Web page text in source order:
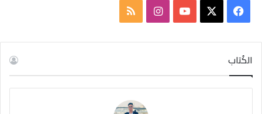
س
ب
u
ت
ص
ا
الكُتاب